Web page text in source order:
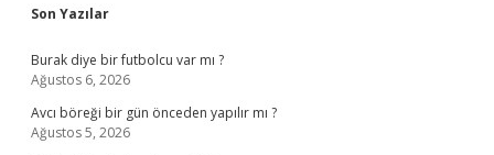
Sidebar
Son Yazılar
Burak diye bir futbolcu var mı ?
Ağustos 6, 2026
Avcı böreği bir gün önceden yapılır mı ?
Ağustos 5, 2026